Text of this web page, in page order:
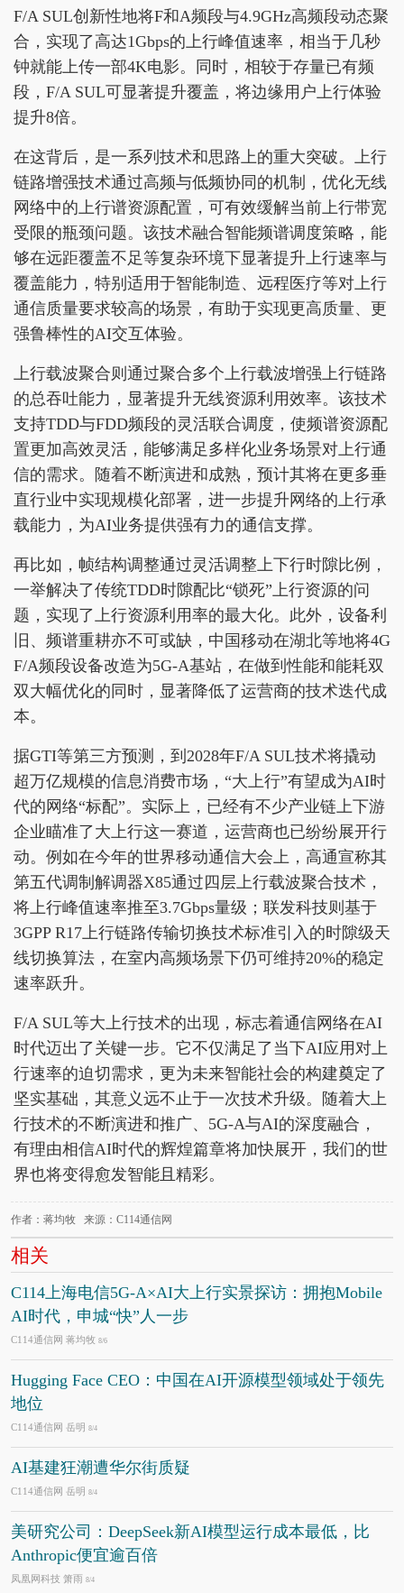
F/A SUL创新性地将F和A频段与4.9GHz高频段动态聚
合，实现了高达1Gbps的上行峰值速率，相当于几秒
钟就能上传一部4K电影。同时，相较于存量已有频
段，F/A SUL可显著提升覆盖，将边缘用户上行体验
提升8倍。
在这背后，是一系列技术和思路上的重大突破。上行
链路增强技术通过高频与低频协同的机制，优化无线
网络中的上行谱资源配置，可有效缓解当前上行带宽
受限的瓶颈问题。该技术融合智能频谱调度策略，能
够在远距覆盖不足等复杂环境下显著提升上行速率与
覆盖能力，特别适用于智能制造、远程医疗等对上行
通信质量要求较高的场景，有助于实现更高质量、更
强鲁棒性的AI交互体验。
上行载波聚合则通过聚合多个上行载波增强上行链路
的总吞吐能力，显著提升无线资源利用效率。该技术
支持TDD与FDD频段的灵活联合调度，使频谱资源配
置更加高效灵活，能够满足多样化业务场景对上行通
信的需求。随着不断演进和成熟，预计其将在更多垂
直行业中实现规模化部署，进一步提升网络的上行承
载能力，为AI业务提供强有力的通信支撑。
再比如，帧结构调整通过灵活调整上下行时隙比例，
一举解决了传统TDD时隙配比“锁死”上行资源的问
题，实现了上行资源利用率的最大化。此外，设备利
旧、频谱重耕亦不可或缺，中国移动在湖北等地将4G
F/A频段设备改造为5G-A基站，在做到性能和能耗双
双大幅优化的同时，显著降低了运营商的技术迭代成
本。
据GTI等第三方预测，到2028年F/A SUL技术将撬动
超万亿规模的信息消费市场，“大上行”有望成为AI时
代的网络“标配”。实际上，已经有不少产业链上下游
企业瞄准了大上行这一赛道，运营商也已纷纷展开行
动。例如在今年的世界移动通信大会上，高通宣称其
第五代调制解调器X85通过四层上行载波聚合技术，
将上行峰值速率推至3.7Gbps量级；联发科技则基于
3GPP R17上行链路传输切换技术标准引入的时隙级天
线切换算法，在室内高频场景下仍可维持20%的稳定
速率跃升。
F/A SUL等大上行技术的出现，标志着通信网络在AI
时代迈出了关键一步。它不仅满足了当下AI应用对上
行速率的迫切需求，更为未来智能社会的构建奠定了
坚实基础，其意义远不止于一次技术升级。随着大上
行技术的不断演进和推广、5G-A与AI的深度融合，
有理由相信AI时代的辉煌篇章将加快展开，我们的世
界也将变得愈发智能且精彩。
作者：蒋均牧 来源：C114通信网
相关
C114上海电信5G-A×AI大上行实景探访：拥抱Mobile
AI时代，申城“快”人一步
C114通信网 蒋均牧 8/6
Hugging Face CEO：中国在AI开源模型领域处于领先
地位
C114通信网 岳明 8/4
AI基建狂潮遭华尔街质疑
C114通信网 岳明 8/4
美研究公司：DeepSeek新AI模型运行成本最低，比
Anthropic便宜逾百倍
凤凰网科技 箫雨 8/4